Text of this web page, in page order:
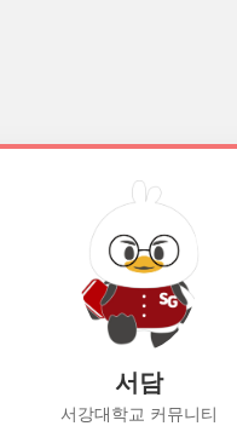
서담
서강대학교 커뮤니티